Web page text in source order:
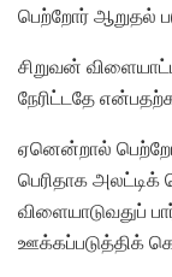
பெற்றோர் ஆறுதல்
சிறுவன்
நேரிட்டதே
ஏனென்றால்
பெரிதாக
விளையாடுவதுப்
ஊக்கப்படுத்திக்